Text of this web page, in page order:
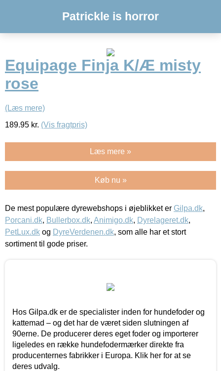
Patrickle is horror
Equipage Finja K/Æ misty
rose
(Læs mere)
189.95 kr. (Vis fragtpris)
Læs mere »
Køb nu »
De mest populære dyrewebshops i øjeblikket er Gilpa.dk,
Porcani.dk, Bullerbox.dk, Animigo.dk, Dyrelageret.dk,
PetLux.dk og DyreVerdenen.dk, som alle har et stort
sortiment til gode priser.
Hos Gilpa.dk er de specialister inden for hundefoder og
kattemad – og det har de været siden slutningen af
90erne. De producerer deres eget foder og importerer
ligeledes en række hundefodermærker direkte fra
producenternes fabrikker i Europa. Klik her for at se
deres udvalg.